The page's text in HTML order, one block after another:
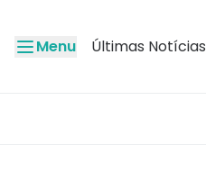
Menu Últimas Notícias